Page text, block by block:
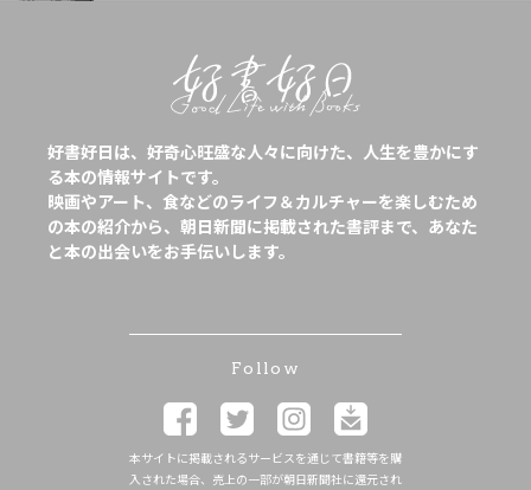
好書好日は、好奇心旺盛な人々に向けた、人生を豊かにす
る本の情報サイトです。
映画やアート、食などのライフ＆カルチャーを楽しむため
の本の紹介から、朝日新聞に掲載された書評まで、あなた
と本の出会いをお手伝いします。
Follow
本サイトに掲載されるサービスを通じて書籍等を購
入された場合、売上の一部が朝日新聞社に還元され